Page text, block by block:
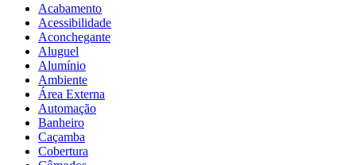
Acabamento
Acessibilidade
Aconchegante
Aluguel
Alumínio
Ambiente
Área Externa
Automação
Banheiro
Caçamba
Cobertura